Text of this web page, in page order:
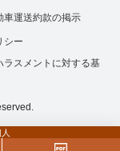
車運送約款の掲示
シー
ラスメントに対する基